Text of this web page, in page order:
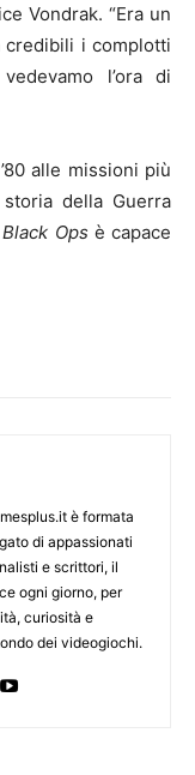
Vondrak. “Era un
credibili i complotti
l’ora di
alle missioni più
della Guerra
Black Ops è capace
è formata
di appassionati
e scrittori, il
ogni giorno, per
curiosità e
dei videogiochi.